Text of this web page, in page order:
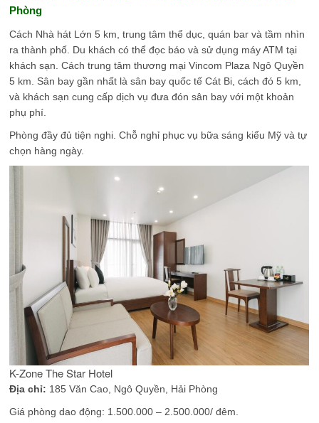
Phòng
Cách Nhà hát Lớn 5 km, trung tâm thể dục, quán bar và tầm nhìn
ra thành phố. Du khách có thể đọc báo và sử dụng máy ATM tại
khách sạn. Cách trung tâm thương mại Vincom Plaza Ngô Quyền
5 km. Sân bay gần nhất là sân bay quốc tế Cát Bi, cách đó 5 km,
và khách sạn cung cấp dịch vụ đưa đón sân bay với một khoản
phụ phí.
Phòng đầy đủ tiện nghi. Chỗ nghỉ phục vụ bữa sáng kiểu Mỹ và tự
chọn hàng ngày.
K-Zone The Star Hotel
Địa chỉ: 185 Văn Cao, Ngô Quyền, Hải Phòng
Giá phòng dao động: 1.500.000 – 2.500.000/ đêm.